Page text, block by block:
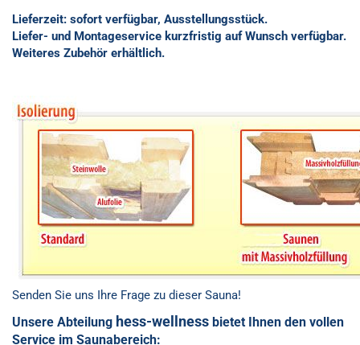
Lieferzeit: sofort verfügbar, Ausstellungsstück.
Liefer- und Montageservice kurzfristig auf Wunsch verfügbar.
Weiteres Zubehör erhältlich.
Senden Sie uns Ihre Frage zu dieser Sauna!
Unsere Abteilung hess-wellness bietet Ihnen den vollen
Service im Saunabereich: